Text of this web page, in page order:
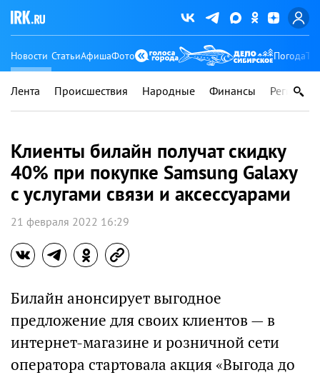
Новости СтатьиАфишаФото Погода
Лента Происшествия Народные Финансы Регионы
Клиенты билайн получат скидку
40% при покупке Samsung Galaxy
с услугами связи и аксессуарами
21 февраля 2022 16:29
Билайн анонсирует выгодное
предложение для своих клиентов — в
интернет-магазине и розничной сети
оператора стартовала акция «Выгода до